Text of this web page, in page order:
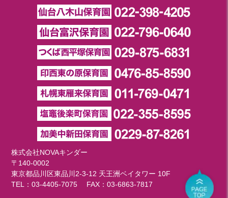
株式会社NOVAキンダー
〒140-0002
東京都品川区東品川2-3-12 天王洲ベイタワー 10F
TEL：03-4405-7075 FAX：03-6863-7817